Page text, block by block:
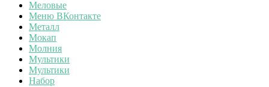
Меловые
Меню ВКонтакте
Металл
Мокап
Молния
Мультики
Мультики
Набор